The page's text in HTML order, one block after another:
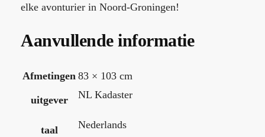
elke avonturier in Noord-Groningen!
Aanvullende informatie
Afmetingen 83 × 103 cm
uitgever NL Kadaster
taal Nederlands